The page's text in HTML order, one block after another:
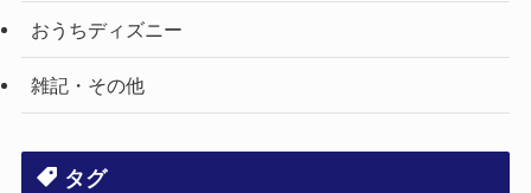
おうちディズニー
雑記・その他
タグ